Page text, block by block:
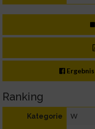
Ranking
Kategorie W